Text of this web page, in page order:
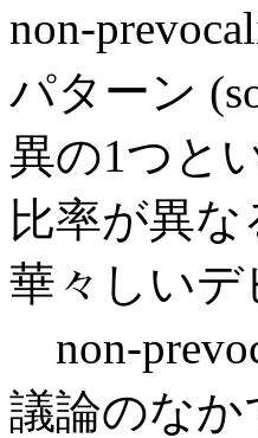
non-
パターン
異の1つと
比率が異
華々しい
non-
議論のな